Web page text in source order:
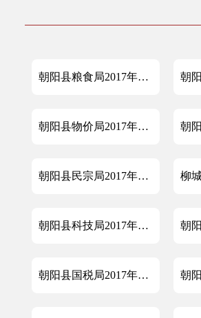
朝阳县粮食局2017年政府信息公开工作年度报告
朝阳县物价局2017年度政府信息公开工作年度报告
朝阳县民宗局2017年度政府信息公开工作年度报告
朝阳县科技局2017年政府信息公开工作年度报告
朝阳县国税局2017年政府信息公开工作年度报告